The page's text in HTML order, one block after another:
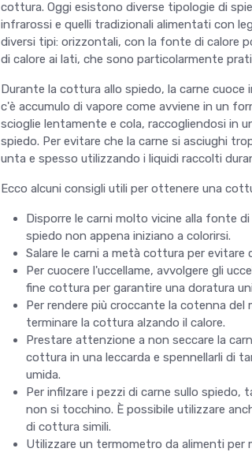
cottura. Oggi esistono diverse tipologie di
infrarossi e quelli tradizionali alimentati con
diversi tipi: orizzontali, con la fonte di calore
di calore ai lati, che sono particolarmente
Durante la cottura allo spiedo, la carne
c'è accumulo di vapore come avviene in un
scioglie lentamente e cola, raccogliendosi in
spiedo. Per evitare che la carne si asciughi
unta e spesso utilizzando i liquidi raccolti
Ecco alcuni consigli utili per ottenere una
Disporre le carni molto vicine alla fonte
spiedo non appena iniziano a colorirsi.
Salare le carni a metà cottura per evitare
Per cuocere l'uccellame, avvolgere gli
fine cottura per garantire una doratura
Per rendere più croccante la cotenna del
terminare la cottura alzando il calore.
Prestare attenzione a non seccare la
cottura in una leccarda e spennellarli di
umida.
Per infilzare i pezzi di carne sullo spiedo,
non si tocchino. È possibile utilizzare
di cottura simili.
Utilizzare un termometro da alimenti per